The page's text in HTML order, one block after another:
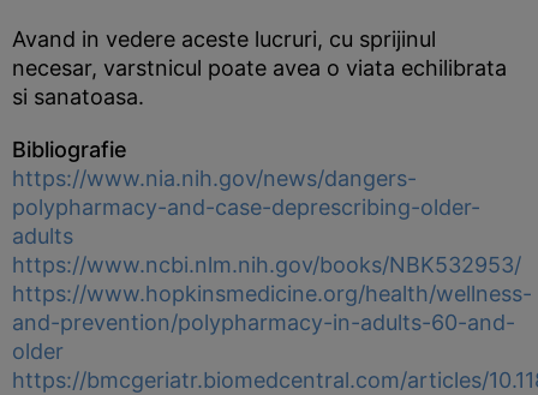
Avand in vedere aceste lucruri, cu sprijinul
necesar, varstnicul poate avea o viata echilibrata
si sanatoasa.
Bibliografie
https://www.nia.nih.gov/news/dangers-
polypharmacy-and-case-deprescribing-older-
adults
https://www.ncbi.nlm.nih.gov/books/NBK532953/
https://www.hopkinsmedicine.org/health/wellness-
and-prevention/polypharmacy-in-adults-60-and-
older
https://bmcgeriatr.biomedcentral.com/articles/